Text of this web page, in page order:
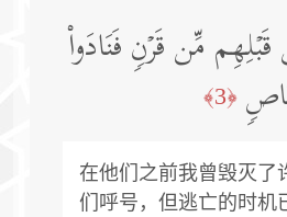
مِّن قَرۡنࣲ فَنَادَوا۟
﴿3﴾
在他们之前我曾毁灭了
们呼号，但逃亡的时机